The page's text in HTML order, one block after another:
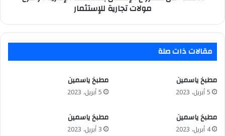
الإسكان
الإدارية
،
مولات
تجارية
مولات تجارية للإستثمار
مقالات ذات صلة
مطبخ ياسمين
5 أبريل، 2023
مطبخ ياسمين
5 أبريل، 2023
مطبخ ياسمين
4 أبريل، 2023
مطبخ ياسمين
3 أبريل، 2023